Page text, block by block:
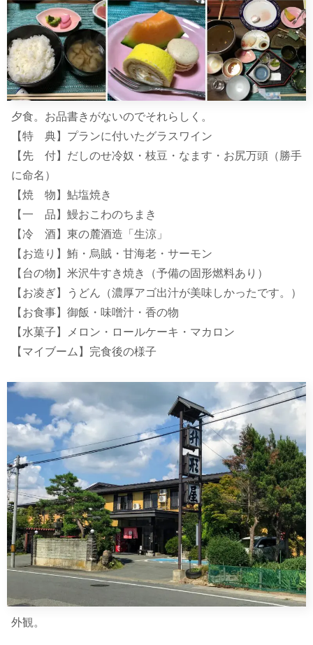
夕食。お品書きがないのでそれらしく。
【特 典】プランに付いたグラスワイン
【先 付】だしのせ冷奴・枝豆・なます・お尻万頭（勝手
に命名）
【焼 物】鮎塩焼き
【一 品】鰻おこわのちまき
【冷 酒】東の麓酒造「生涼」
【お造り】鮪・烏賊・甘海老・サーモン
【台の物】米沢牛すき焼き（予備の固形燃料あり）
【お凌ぎ】うどん（濃厚アゴ出汁が美味しかったです。）
【お食事】御飯・味噌汁・香の物
【水菓子】メロン・ロールケーキ・マカロン
【マイブーム】完食後の様子
外観。